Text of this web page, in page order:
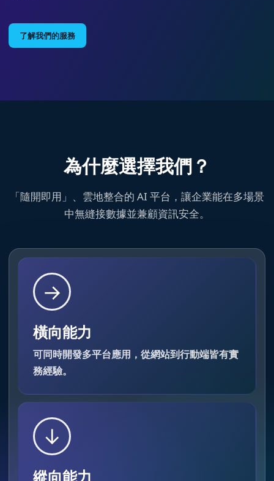
了解我們的服務
為什麼選擇我們？
「隨開即用」、雲地整合的 AI 平台，讓企業能在多場景
中無縫接數據並兼顧資訊安全。
→
橫向能力
可同時開發多平台應用，從網站到行動端皆有實
務經驗。
↓
縱向能力